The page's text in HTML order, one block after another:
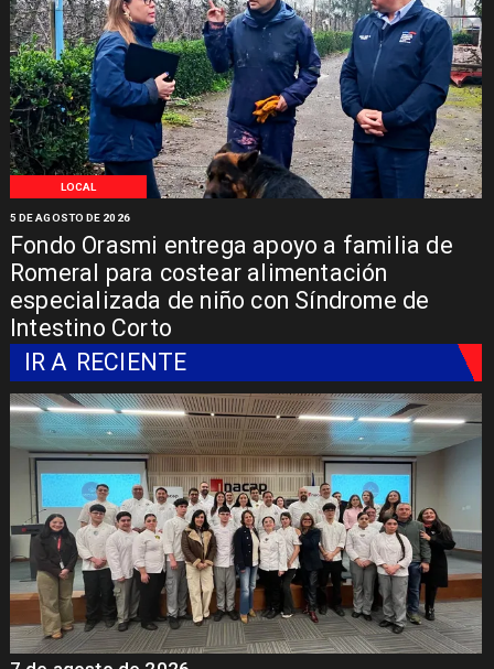
LOCAL
Fondo Orasmi entrega apoyo a familia de
Romeral para costear alimentación
especializada de niño con Síndrome de
Intestino Corto
5 DE AGOSTO DE 2026
IR A RECIENTE